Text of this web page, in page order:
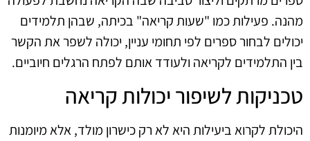
מהנה. פעילות כמו "שעות קריאה" בכיתה, שבהן תלמידים
יכולים לבחור ספרים לפי תחומי עניין, יכולה לשפר את הקשר
בין התלמידים לקריאה ולעודד אותם לפתח הרגלים חיוביים.
טכניקות לשיפור יכולות קריאה
היכולת לקרוא ביעילות היא לא רק כישרון מולד, אלא מיומנות